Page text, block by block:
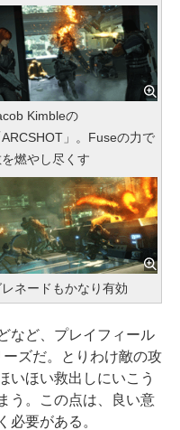
Kimbleの
ARCSHOT」。Fuseの力で
燃やし尽くす
レネードもかなり有効
など、プレイフィール
ズだ。とりわけ敵の攻
いほい救出しにいこう
う。この点は、良い意
必要がある。